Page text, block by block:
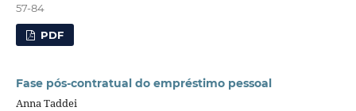
57-84
PDF
Fase pós-contratual do empréstimo pessoal
Anna Taddei